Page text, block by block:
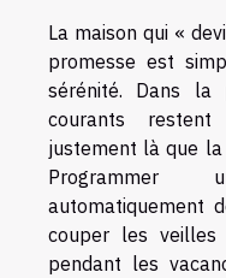
La maison qui «
promesse est
sérénité. Dans la
courants
justement là que la
Programmer
automatiquement
couper les
pendant les